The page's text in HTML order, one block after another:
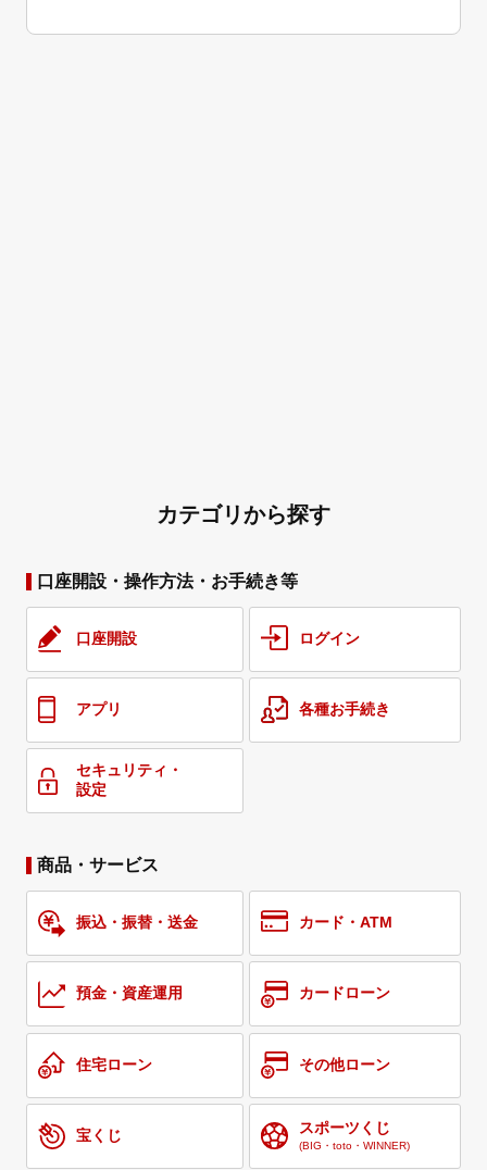
カテゴリから探す
口座開設・操作方法・お手続き等
口座開設 ログイン
アプリ 各種お手続き
セキュリティ・
設定
商品・サービス
振込・振替・送金 カード・ATM
預金・資産運用 カードローン
住宅ローン その他ローン
宝くじ スポーツくじ
(BIG・toto・WINNER)